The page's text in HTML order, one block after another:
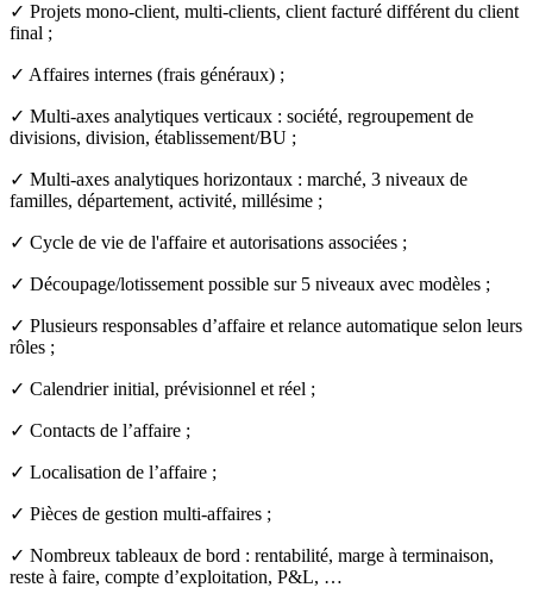
✓ Projets mono-client, multi-clients, client facturé différent du client
final ;
✓ Affaires internes (frais généraux) ;
✓ Multi-axes analytiques verticaux : société, regroupement de
divisions, division, établissement/BU ;
✓ Multi-axes analytiques horizontaux : marché, 3 niveaux de
familles, département, activité, millésime ;
✓ Cycle de vie de l'affaire et autorisations associées ;
✓ Découpage/lotissement possible sur 5 niveaux avec modèles ;
✓ Plusieurs responsables d’affaire et relance automatique selon leurs
rôles ;
✓ Calendrier initial, prévisionnel et réel ;
✓ Contacts de l’affaire ;
✓ Localisation de l’affaire ;
✓ Pièces de gestion multi-affaires ;
✓ Nombreux tableaux de bord : rentabilité, marge à terminaison,
reste à faire, compte d’exploitation, P&L, …